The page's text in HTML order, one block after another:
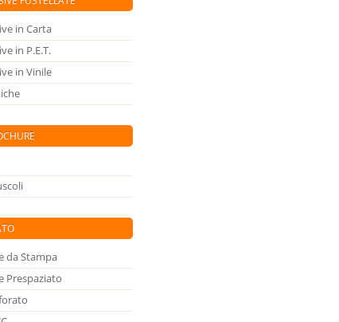
in Carta
in P.E.T.
in Vinile
da Stampa
Prespaziato